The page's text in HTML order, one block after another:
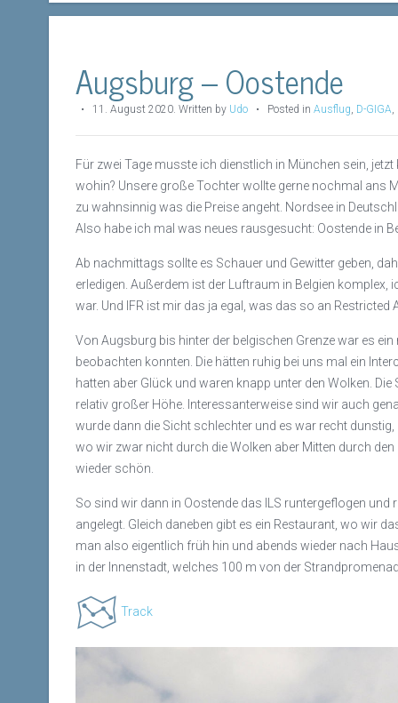
Augsburg – Oostende
• 11. August 2020. Written by Udo • Posted in Ausflug, D-GIGA,
Für zwei Tage musste ich dienstlich in München sein,
wohin? Unsere große Tochter wollte gerne nochmal ans
zu wahnsinnig was die Preise angeht. Nordsee in
Also habe ich mal was neues rausgesucht: Oostende in
Ab nachmittags sollte es Schauer und Gewitter geben,
erledigen. Außerdem ist der Luftraum in Belgien
war. Und IFR ist mir das ja egal, was das so an Restricted
Von Augsburg bis hinter der belgischen Grenze war es
beobachten konnten. Die hätten ruhig bei uns mal ein
hatten aber Glück und waren knapp unter den Wolken.
relativ großer Höhe. Interessanterweise sind wir auch
wurde dann die Sicht schlechter und es war recht
wo wir zwar nicht durch die Wolken aber Mitten durch
wieder schön.
So sind wir dann in Oostende das ILS runtergeflogen
angelegt. Gleich daneben gibt es ein Restaurant, wo wir
man also eigentlich früh hin und abends wieder nach
in der Innenstadt, welches 100 m von der
Track